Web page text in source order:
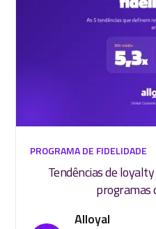
PROGRAMA DE FIDELIDADE
Tendências de
programas
Alloyal